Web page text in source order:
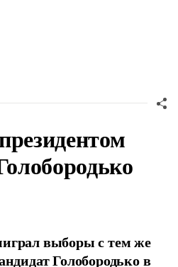
выборы с тем же
Голобородько в